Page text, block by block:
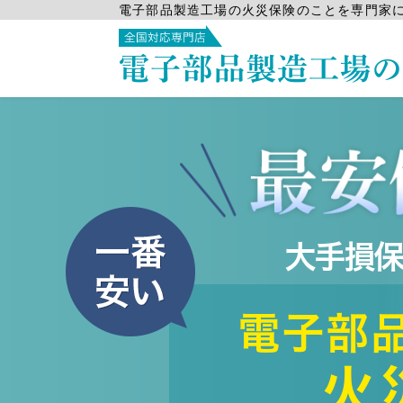
電子部品製造工場の火災保険のことを専門家
電子部品製造工場
大手損
電子部
火